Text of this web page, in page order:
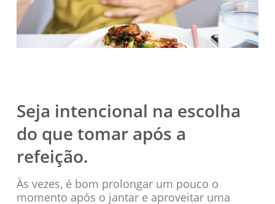
Seja intencional na escolha
do que tomar após a
refeição.
Às vezes, é bom prolongar um pouco o
momento após o jantar e aproveitar uma